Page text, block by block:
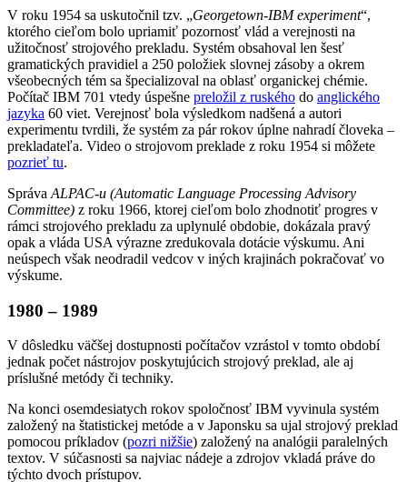
V roku 1954 sa uskutočnil tzv. „Georgetown-IBM experiment“,
ktorého cieľom bolo upriamiť pozornosť vlád a verejnosti na
užitočnosť strojového prekladu. Systém obsahoval len šesť
gramatických pravidiel a 250 položiek slovnej zásoby a okrem
všeobecných tém sa špecializoval na oblasť organickej chémie.
Počítač IBM 701 vtedy úspešne preložil z ruského do anglického
jazyka 60 viet. Verejnosť bola výsledkom nadšená a autori
experimentu tvrdili, že systém za pár rokov úplne nahradí človeka –
prekladateľa. Video o strojovom preklade z roku 1954 si môžete
pozrieť tu.
Správa ALPAC-u (Automatic Language Processing Advisory
Committee) z roku 1966, ktorej cieľom bolo zhodnotiť progres v
rámci strojového prekladu za uplynulé obdobie, dokázala pravý
opak a vláda USA výrazne zredukovala dotácie výskumu. Ani
neúspech však neodradil vedcov v iných krajinách pokračovať vo
výskume.
1980 – 1989
V dôsledku väčšej dostupnosti počítačov vzrástol v tomto období
jednak počet nástrojov poskytujúcich strojový preklad, ale aj
príslušné metódy či techniky.
Na konci osemdesiatych rokov spoločnosť IBM vyvinula systém
založený na štatistickej metóde a v Japonsku sa ujal strojový preklad
pomocou príkladov (pozri nižšie) založený na analógii paralelných
textov. V súčasnosti sa najviac nádeje a zdrojov vkladá práve do
týchto dvoch prístupov.